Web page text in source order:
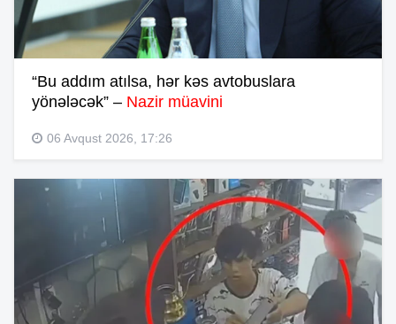
“Bu addım atılsa, hər kəs avtobuslara
yönələcək” – Nazir müavini
06 Avqust 2026, 17:26